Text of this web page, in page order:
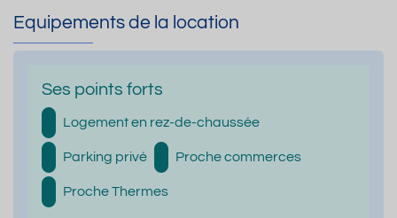
Equipements de la location
Ses points forts
Logement en rez-de-chaussée
Parking privé Proche commerces
Proche Thermes